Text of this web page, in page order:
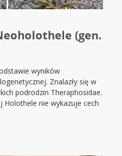
(gen.
wyników
Znalazły się w
podrodzin Theraphosidae.
Holothele nie wykazuje cech